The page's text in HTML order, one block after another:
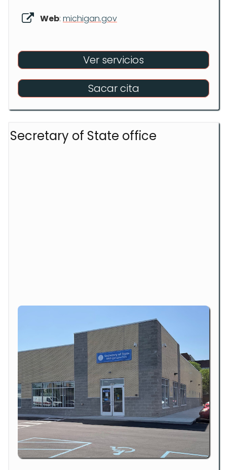
Web: michigan.gov
Ver servicios
Sacar cita
Secretary of State office